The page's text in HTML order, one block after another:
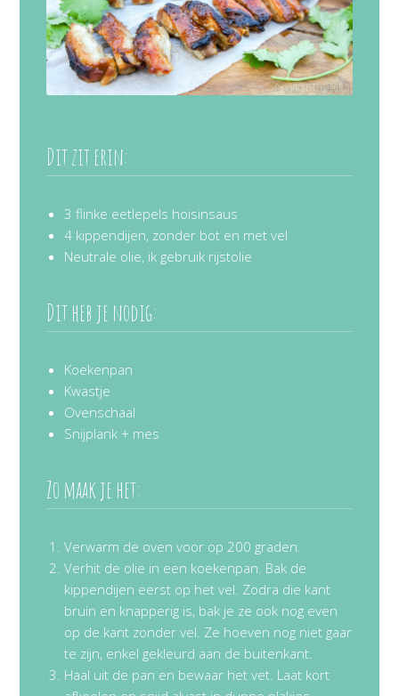
Dit zit erin:
3 flinke eetlepels hoisinsaus
4 kippendijen, zonder bot en met vel
Neutrale olie, ik gebruik rijstolie
Dit heb je nodig:
Koekenpan
Kwastje
Ovenschaal
Snijplank + mes
Zo maak je het:
Verwarm de oven voor op 200 graden.
Verhit de olie in een koekenpan. Bak de
kippendijen eerst op het vel. Zodra die kant
bruin en knapperig is, bak je ze ook nog even
op de kant zonder vel. Ze hoeven nog niet gaar
te zijn, enkel gekleurd aan de buitenkant.
Haal uit de pan en bewaar het vet. Laat kort